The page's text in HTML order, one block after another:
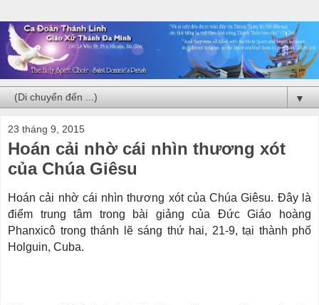
▼
23 tháng 9, 2015
Hoán cải nhờ cái nhìn thương xót
của Chúa Giêsu
Hoán cải nhờ cái nhìn thương xót của Chúa Giêsu. Đây là
điểm trung tâm trong bài giảng của Đức Giáo hoàng
Phanxicô trong thánh lẽ sáng thứ hai, 21-9, tại thành phố
Holguin, Cuba.